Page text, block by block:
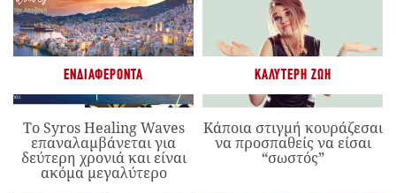
ΕΝΔΙΑΦΈΡΟΝΤΑ
Το Syros Healing Waves
επαναλαμβάνεται για
δεύτερη χρονιά και είναι
ακόμα μεγαλύτερο
ΚΑΛΎΤΕΡΗ ΖΩΉ
Κάποια στιγμή κουράζεσαι
να προσπαθείς να είσαι
“σωστός”